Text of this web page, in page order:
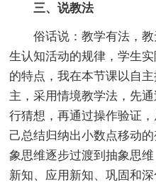
三、说教法
俗话说：教学有法，教
生认知活动的规律，学生
的特点，我在本节课以自
主，采用情境教学法，先
行猜想，再通过操作验证
己总结归纳出小数点移动
象思维逐步过渡到抽象思
新知、应用新知、巩固和